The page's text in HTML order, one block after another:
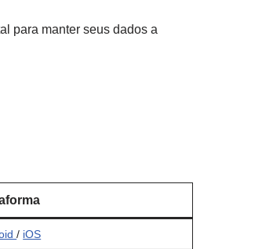
para manter seus dados a
/ iOS